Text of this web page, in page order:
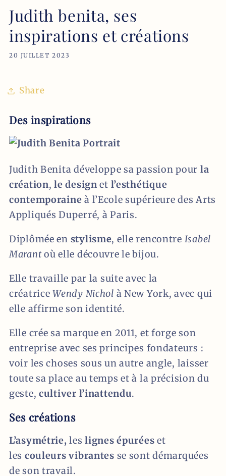
Judith benita, ses
inspirations et créations
20 JUILLET 2023
Share
Des inspirations
Judith Benita développe sa passion pour la
création,le design et l’esthétique
contemporaine à l’Ecole supérieure des Arts
Appliqués Duperré, à Paris.
Diplômée en stylisme, elle rencontre Isabel
Marantoù elle découvre le bijou.
Elle travaille par la suite avec la
créatriceWendy Nichol à New York, avec qui
elle affirme son identité.
Elle crée sa marque en 2011, et forge son
entreprise avec ses principes fondateurs :
voir les choses sous un autre angle, laisser
toute sa place au temps et à la précision du
geste,cultiver l’inattendu.
Ses créations
L’asymétrie, leslignes épurées et
les couleurs vibrantes se sont démarquées
de son travail.